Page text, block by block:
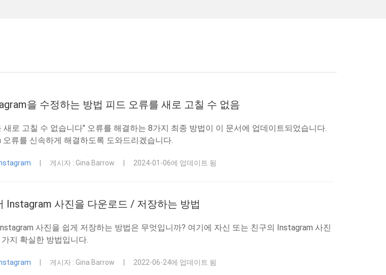
을 수정하는 방법 피드 오류를 새로 고칠 수 없음
새로 고칠 수 없습니다" 오류를 해결하는 8가지 최종 방법이 이 문서에 업데이트되었습니다.
오류를 신속하게 해결하도록 도와드리겠습니다.
게시자 : Gina Barrow 2024-01-06에 업데이트 됨
Instagram 사진을 다운로드 / 저장하는 방법
사진을 쉽게 저장하는 방법은 무엇입니까? 여기에 자신 또는 친구의 Instagram 사진
지 확실한 방법입니다.
게시자 : Gina Barrow 2022-06-24에 업데이트 됨